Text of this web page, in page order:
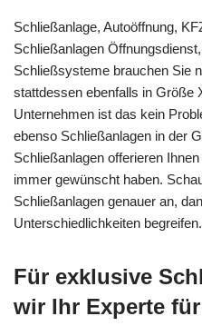
Schließanlage, Autoöffnung,
Schließanlagen
Schließsysteme brauchen Sie
stattdessen ebenfalls in Größe
Unternehmen ist das kein
ebenso Schließanlagen in der
Schließanlagen offerieren
immer gewünscht haben.
Schließanlagen genauer an,
Unterschiedlichkeiten begreifen.
Für exklusive
wir Ihr Experte